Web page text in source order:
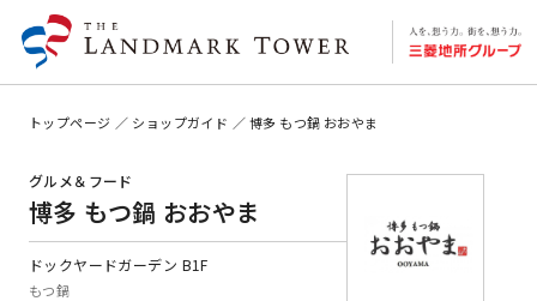
トップページ ショップガイド 博多 もつ鍋 おおやま
グルメ＆フード
博多 もつ鍋 おおやま
ドックヤードガーデン B1F
もつ鍋